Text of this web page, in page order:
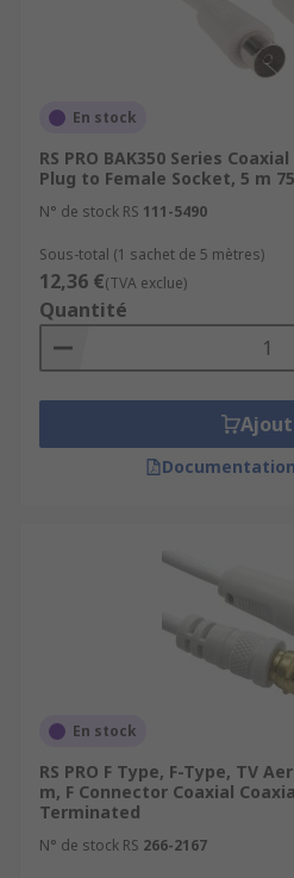
En stock
RS PRO BAK350 Series
Plug to Female Socket, 5 m
N° de stock RS 111-5490
Sous-total (1 sachet de 5 mètres)
12,36 €(TVA exclue)
Quantité
En stock
RS PRO F Type, F-Type, TV
m, F Connector Coaxial
Terminated
N° de stock RS 266-2167